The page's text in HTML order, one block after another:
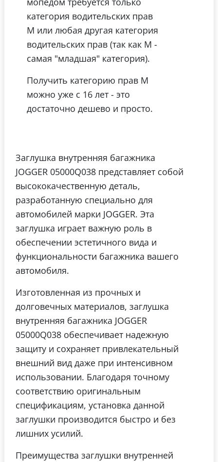
категория водительских прав
М или любая другая категория
водительских прав (так как М -
самая "младшая" категория).
Получить категорию прав М
можно уже с 16 лет - это
достаточно дешево и просто.
Заглушка внутренняя багажника
JOGGER 05000Q038 представляет собой
высококачественную деталь,
разработанную специально для
автомобилей марки JOGGER. Эта
заглушка играет важную роль в
обеспечении эстетичного вида и
функциональности багажника вашего
автомобиля.
Изготовленная из прочных и
долговечных материалов, заглушка
внутренняя багажника JOGGER
05000Q038 обеспечивает надежную
защиту и сохраняет привлекательный
внешний вид даже при интенсивном
использовании. Благодаря точному
соответствию оригинальным
спецификациям, установка данной
заглушки производится быстро и без
лишних усилий.
Преимущества заглушки внутренней